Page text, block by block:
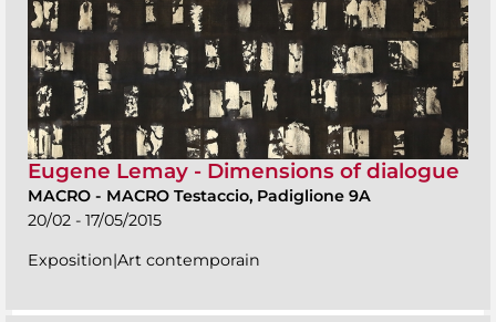
Eugene Lemay - Dimensions of dialogue
MACRO - MACRO Testaccio, Padiglione 9A
20/02 - 17/05/2015
Exposition|Art contemporain